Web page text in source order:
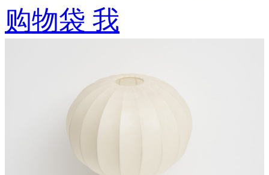
购物袋 我